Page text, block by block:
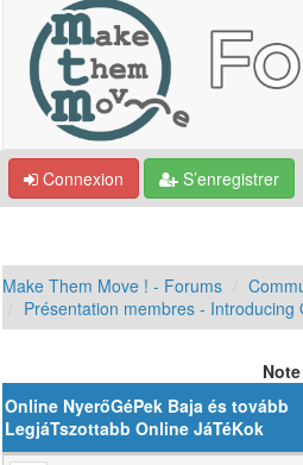
Connexion S’enregistrer
Make Them Move ! - Forums
Présentation membres - Introducing
Online NyerőGéPek Baja és tovább
LegjáTszottabb Online JáTéKok